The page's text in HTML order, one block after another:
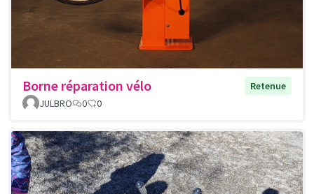
Borne réparation vélo
Retenue
JULBRO
0 0